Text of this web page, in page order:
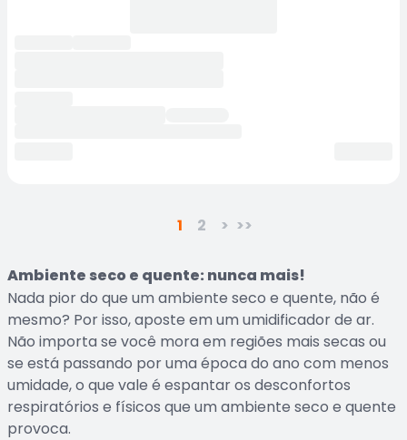
1 2 > >>
Ambiente seco e quente: nunca mais!
Nada pior do que um ambiente seco e quente, não é
mesmo? Por isso, aposte em um umidificador de ar.
Não importa se você mora em regiões mais secas ou
se está passando por uma época do ano com menos
umidade, o que vale é espantar os desconfortos
respiratórios e físicos que um ambiente seco e quente
provoca.